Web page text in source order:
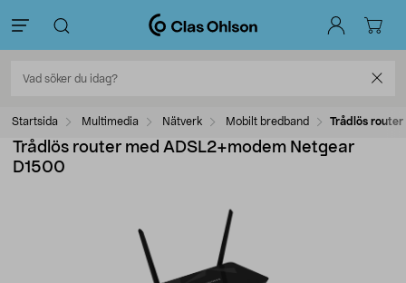
Startsida Multimedia Nätverk Mobilt bredband Trådlös
Trådlös router med ADSL2+modem Netgear
D1500